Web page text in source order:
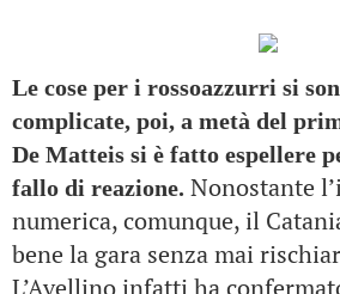
Le cose per i rossoazzurri si
complicate, poi, a metà del
De Matteis si è fatto espellere
fallo di reazione. Nonostante
numerica, comunque, il
bene la gara senza mai
L’Avellino infatti ha